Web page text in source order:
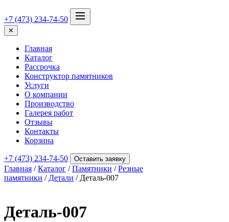
+7 (473) 234-74-50
✕
Главная
Каталог
Рассрочка
Конструктор памятников
Услуги
О компании
Производство
Галерея работ
Отзывы
Контакты
Корзина
+7 (473) 234-74-50 Оставить заявку
Главная /Каталог /Памятники /Резные
памятники / Детали / Деталь-007
Деталь-007